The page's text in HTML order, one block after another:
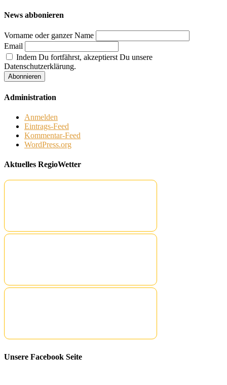
News abbonieren
Vorname oder ganzer Name
Email
Indem Du fortfährst, akzeptierst Du unsere
Datenschutzerklärung.
Administration
Anmelden
Eintrags-Feed
Kommentar-Feed
WordPress.org
Aktuelles RegioWetter
Unsere Facebook Seite